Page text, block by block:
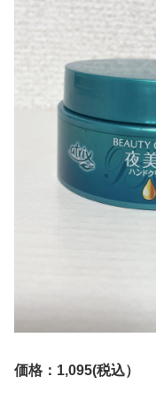
価格：1,095(税込）